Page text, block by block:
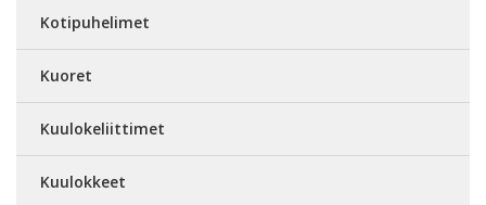
Kotipuhelimet
Kuoret
Kuulokeliittimet
Kuulokkeet